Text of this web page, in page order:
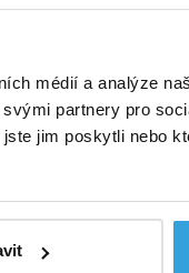
médií a analýze
partnery pro
jim poskytli nebo